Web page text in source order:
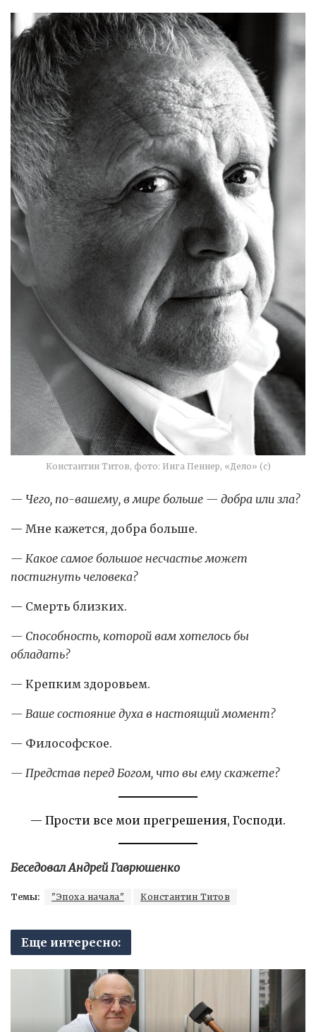
Константин Титов, фото: Инга Пеннер, «Дело» (с)
— Чего, по-вашему, в мире больше — добра или зла?
— Мне кажется, добра больше.
— Какое самое большое несчастье может
постигнуть человека?
— Смерть близких.
— Способность, которой вам хотелось бы
обладать?
— Крепким здоровьем.
— Ваше состояние духа в настоящий момент?
— Философское.
— Представ перед Богом, что вы ему скажете?
— Прости все мои прегрешения, Господи.
Беседовал Андрей Гаврюшенко
Темы: "Эпоха начала" Константин Титов
Еще интересно: